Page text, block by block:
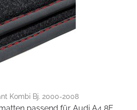
Kombi Bj. 2000-2008